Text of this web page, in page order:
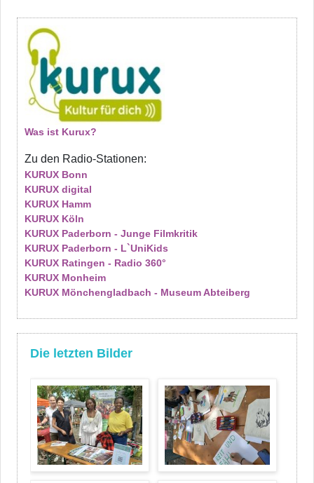
Was ist Kurux?
Zu den Radio-Stationen:
KURUX Bonn
KURUX digital
KURUX Hamm
KURUX Köln
KURUX Paderborn - Junge Filmkritik
KURUX Paderborn - L`UniKids
KURUX Ratingen - Radio 360°
KURUX Monheim
KURUX Mönchengladbach - Museum Abteiberg
Die letzten Bilder